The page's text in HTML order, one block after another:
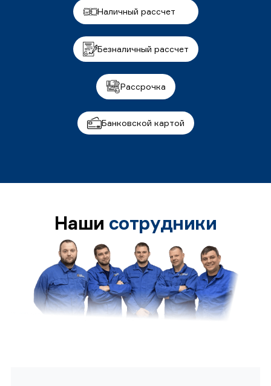
Наличный рассчет
Безналичный рассчет
Рассрочка
Банковской картой
Наши сотрудники